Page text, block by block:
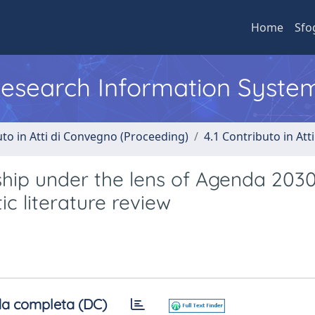
Home
Information
in Atti di Convegno (Proceeding) 4.1 Contributo in
under the lens of Agenda
literature review
completa (DC)